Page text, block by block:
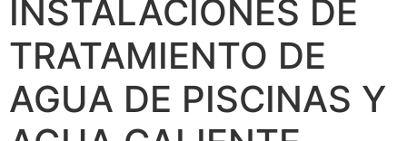
INSTALACIONES DE
TRATAMIENTO DE
AGUA DE PISCINAS Y